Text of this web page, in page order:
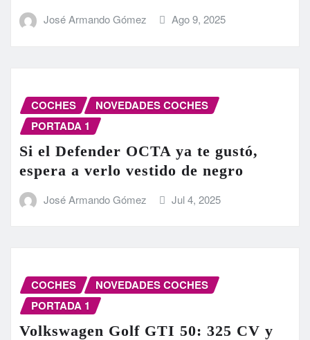
José Armando Gómez Ago 9, 2025
COCHES
NOVEDADES COCHES
PORTADA 1
Si el Defender OCTA ya te gustó,
espera a verlo vestido de negro
José Armando Gómez Jul 4, 2025
COCHES
NOVEDADES COCHES
PORTADA 1
Volkswagen Golf GTI 50: 325 CV y